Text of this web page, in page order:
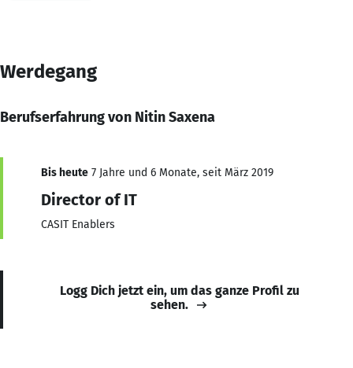
Werdegang
Berufserfahrung von Nitin Saxena
Bis heute 7 Jahre und 6 Monate, seit März 2019
Director of IT
CASIT Enablers
Logg Dich jetzt ein, um das ganze Profil zu
sehen.